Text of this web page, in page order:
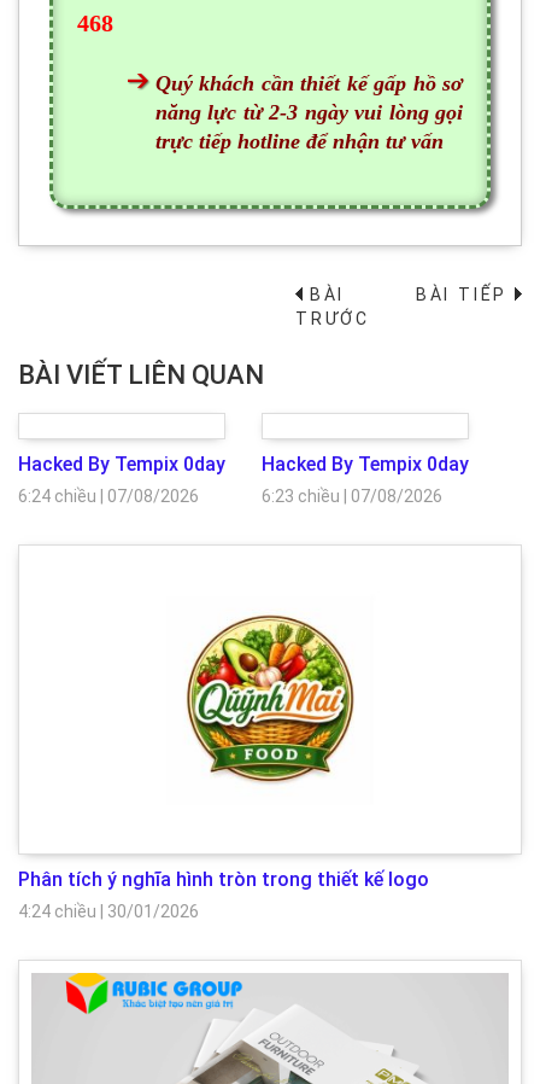
468
Quý khách cần thiết kế gấp hồ sơ
năng lực từ 2-3 ngày vui lòng gọi
trực tiếp hotline để nhận tư vấn
BÀI
TRƯỚC
BÀI TIẾP→
BÀI VIẾT LIÊN QUAN
Hacked By Tempix 0day
6:24 chiều 07/08/2026
Hacked By Tempix 0day
6:23 chiều 07/08/2026
Phân tích ý nghĩa hình tròn trong thiết kế logo
4:24 chiều 30/01/2026